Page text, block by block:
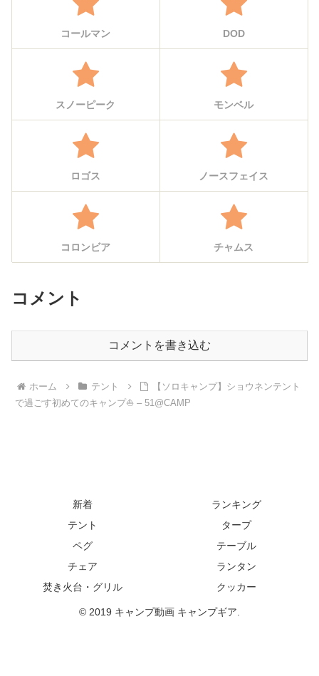
コールマン DOD
スノーピーク モンベル
ロゴス ノースフェイス
コロンビア チャムス
コメント
コメントを書き込む
ホーム テント
【ソロキャンプ】ショウネンテント
で過ごす初めてのキャンプ⛵ – 51@CAMP
新着
ランキング
テント
タープ
ペグ
テーブル
チェア
ランタン
焚き火台・グリル
クッカー
© 2019 キャンプ動画 キャンプギア.